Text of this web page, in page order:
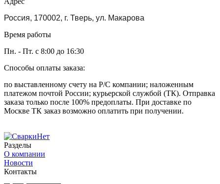
Россия, 170002, г. Тверь, ул. Макарова
Время работы
Пн. - Пт. с 8:00 до 16:30
Способы оплаты заказа:
по выставленному счету на Р/С компании; наложенным
платежом почтой России; курьерской службой (ТК). Отправка
заказа только после 100% предоплаты. При доставке по
Москве ТК заказ возможно оплатить при получении.
Разделы
О компании
Новости
Контакты